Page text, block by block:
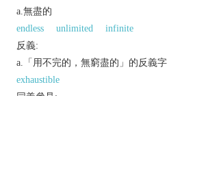
a.無盡的
endless
unlimited
infinite
反義:
a.「用不完的，無窮盡的」的反義字
exhaustible
同義參見: